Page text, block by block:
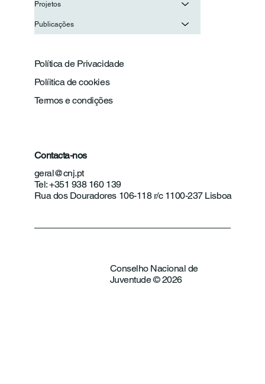
Projetos
Publicações
Política de Privacidade
Termos e condições
Políitica de cookies
Contacta-nos
geral@cnj.pt
Tel: +351 938 160 139
Rua dos Douradores 106-118 r/c 1100-237 Lisboa
Conselho Nacional de
Juventude © 2026